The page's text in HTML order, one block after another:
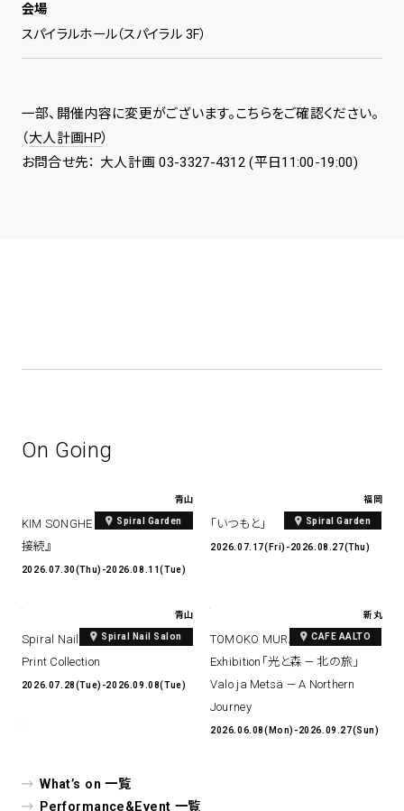
会場
スパイラルホール（スパイラル 3F）
一部、開催内容に変更がございます。こちらをご確認ください。
（大人計画HP）
お問合せ先： 大人計画 03-3327-4312 (平日11:00-19:00)
On Going
青山
Spiral Garden
KIM SONGHE EXHIBITION 『愛と
接続』
2026.07.30(Thu)-2026.08.11(Tue)
福岡
Spiral Garden
「いつもと」
2026.07.17(Fri)-2026.08.27(Thu)
青山
Spiral Nail Salon
Spiral Nail Salon Art #14 Spiral
Print Collection
2026.07.28(Tue)-2026.09.08(Tue)
新丸
CAFE AALTO
TOMOKO MURATA Solo
Exhibition「光と森 — 北の旅」
Valo ja Metsä — A Northern
Journey
2026.06.08(Mon)-2026.09.27(Sun)
What’s on 一覧
Performance&Event 一覧